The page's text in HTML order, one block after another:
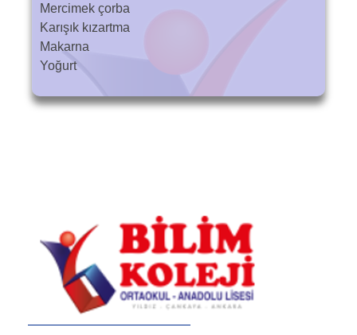
Mercimek çorba
Karışık kızartma
Makarna
Yoğurt
Bilim Koleji